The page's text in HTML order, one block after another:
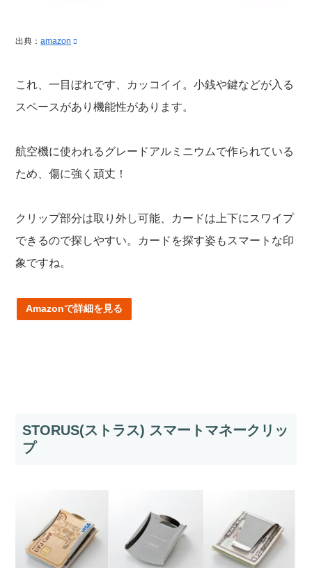
出典：amazon
これ、一目ぼれです、カッコイイ。小銭や鍵などが入る
スペースがあり機能性があります。
航空機に使われるグレードアルミニウムで作られている
ため、傷に強く頑丈！
クリップ部分は取り外し可能、カードは上下にスワイプ
できるので探しやすい。カードを探す姿もスマートな印
象ですね。
Amazonで詳細を見る
STORUS(ストラス) スマートマネークリッ
プ